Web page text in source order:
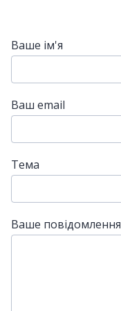
Ваше ім'я
Ваш email
Тема
Ваше повідомлення